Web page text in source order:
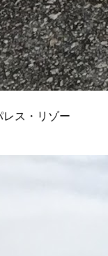
ス・リゾー